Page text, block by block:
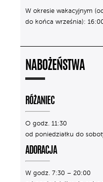
W okresie wakacyjnym
do końca września):
NABOŻEŃSTWA
RÓŻANIEC
O godz. 11:30
od poniedziałku do
ADORACJA
W godz. 7:30 – 20:00